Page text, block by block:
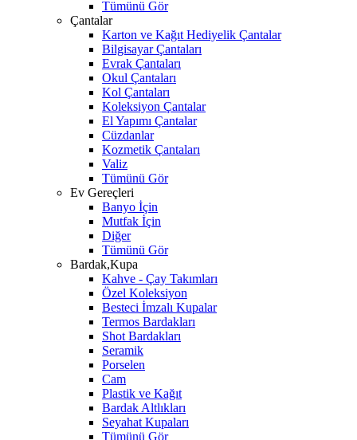
Tümünü Gör
Çantalar
Karton ve Kağıt Hediyelik Çantalar
Bilgisayar Çantaları
Evrak Çantaları
Okul Çantaları
Kol Çantaları
Koleksiyon Çantalar
El Yapımı Çantalar
Cüzdanlar
Kozmetik Çantaları
Valiz
Tümünü Gör
Ev Gereçleri
Banyo İçin
Mutfak İçin
Diğer
Tümünü Gör
Bardak,Kupa
Kahve - Çay Takımları
Özel Koleksiyon
Besteci İmzalı Kupalar
Termos Bardakları
Shot Bardakları
Seramik
Porselen
Cam
Plastik ve Kağıt
Bardak Altlıkları
Seyahat Kupaları
Tümünü Gör